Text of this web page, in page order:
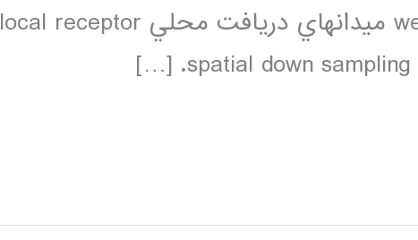
عبارتند از:اشتراک وزنهاweight sharing ميدانهاي دريافت محلي local receptor